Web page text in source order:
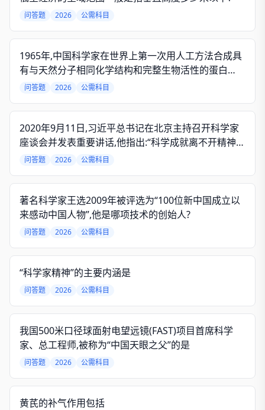
问答题 2026 公需科目
1965年,中国科学家在世界上第一次用人工方法合成具
有与天然分子相同化学结构和完整生物活性的蛋白
质。这种人工合成的蛋白质是
问答题 2026 公需科目
2020年9月11日,习近平总书记在北京主持召开科学家
座谈会并发表重要讲话,他指出:“科学成就离不开精神支
撑。科学家精神是科技工作者在中积累的宝贵精神财
问答题 2026 公需科目
著名科学家王选2009年被评选为“100位新中国成立以
来感动中国人物”,他是哪项技术的创始人?
问答题 2026 公需科目
“科学家精神”的主要内涵是
问答题 2026 公需科目
我国500米口径球面射电望远镜(FAST)项目首席科学
家、总工程师,被称为“中国天眼之父”的是
问答题 2026 公需科目
黄芪的补气作用包括